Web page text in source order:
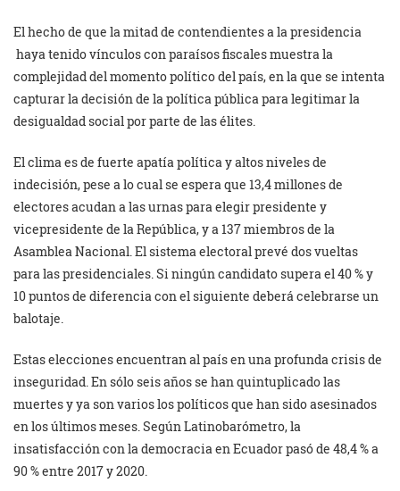
El hecho de que la mitad de contendientes a la presidencia
haya tenido vínculos con paraísos fiscales muestra la
complejidad del momento político del país, en la que se intenta
capturar la decisión de la política pública para legitimar la
desigualdad social por parte de las élites.
El clima es de fuerte apatía política y altos niveles de
indecisión, pese a lo cual se espera que 13,4 millones de
electores acudan a las urnas para elegir presidente y
vicepresidente de la República, y a 137 miembros de la
Asamblea Nacional. El sistema electoral prevé dos vueltas
para las presidenciales. Si ningún candidato supera el 40 % y
10 puntos de diferencia con el siguiente deberá celebrarse un
balotaje.
Estas elecciones encuentran al país en una profunda crisis de
inseguridad. En sólo seis años se han quintuplicado las
muertes y ya son varios los políticos que han sido asesinados
en los últimos meses. Según Latinobarómetro, la
insatisfacción con la democracia en Ecuador pasó de 48,4 % a
90 % entre 2017 y 2020.